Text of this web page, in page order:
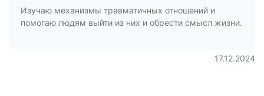
Изучаю механизмы травматичных отношений и
помогаю людям выйти из них и обрести смысл жизни.
17.12.2024